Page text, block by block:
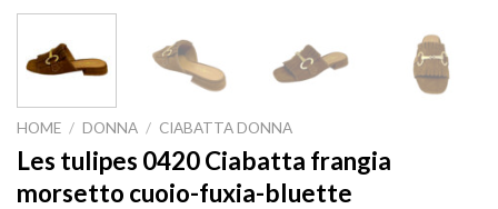
HOME / DONNA / CIABATTA DONNA
Les tulipes 0420 Ciabatta frangia
morsetto cuoio-fuxia-bluette